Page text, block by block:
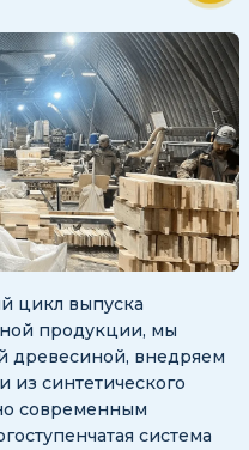
цикл выпуска
продукции, мы
древесиной, внедряем
синтетического
современным
система